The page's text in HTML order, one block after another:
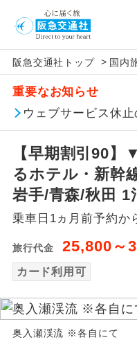
阪急交通社トップ > 国内
重要なお知らせ
ウェブサービス休
【早期割引90
るホテル・新幹
岩手/青森/秋田 1
乗車日1ヵ月前予約か
旅行代金 25,800～
カード利用可
奥入瀬渓流 ※各自にて
アイコン
添乗員同行
往路
（
現地添乗員同
行
現
（
バスガイド乗
務
バ
が
新コース 初
然遺
絶景 絶景